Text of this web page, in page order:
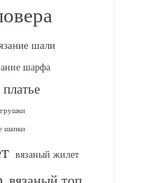
шали
шарфа
шапки
вязаный жилет